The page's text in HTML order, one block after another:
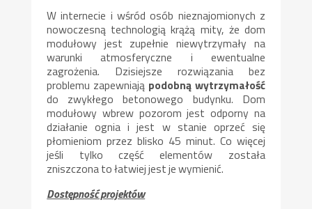
W internecie i wśród osób nieznajomionych z
nowoczesną technologią krążą mity, że dom
modułowy jest zupełnie niewytrzymały na
warunki atmosferyczne i ewentualne
zagrożenia. Dzisiejsze rozwiązania bez
problemu zapewniają podobną wytrzymałość
do zwykłego betonowego budynku. Dom
modułowy wbrew pozorom jest odporny na
działanie ognia i jest w stanie oprzeć się
płomieniom przez blisko 45 minut. Co więcej
jeśli tylko część elementów została
zniszczona to łatwiej jest je wymienić.
Dostępność projektów